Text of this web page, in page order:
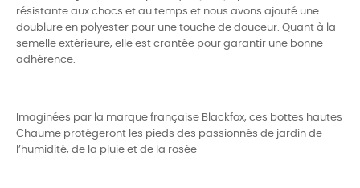
résistante aux chocs et au temps et nous avons ajouté une
doublure en polyester pour une touche de douceur. Quant à la
semelle extérieure, elle est crantée pour garantir une bonne
adhérence.
Imaginées par la marque française Blackfox, ces bottes hautes
Chaume protégeront les pieds des passionnés de jardin de
l’humidité, de la pluie et de la rosée